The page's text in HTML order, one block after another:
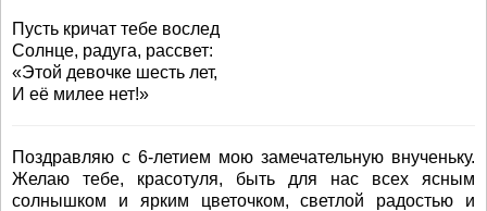
Пусть кричат тебе вослед
Солнце, радуга, рассвет:
«Этой девочке шесть лет,
И её милее нет!»
Поздравляю с 6-летием мою замечательную внученьку.
Желаю тебе, красотуля, быть для нас всех ясным
солнышком и ярким цветочком, светлой радостью и